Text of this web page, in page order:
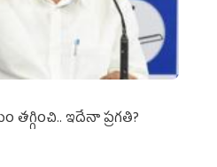
ఇదేనా ప్రగతి?